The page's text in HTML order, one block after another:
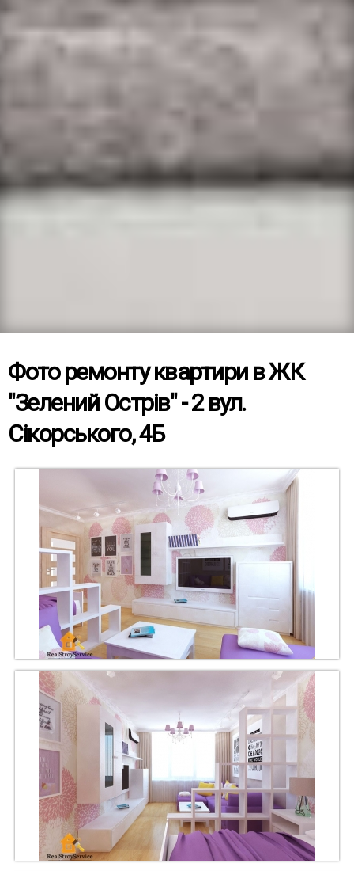
Фото ремонту квартири в ЖК
"Зелений Острів" - 2 вул.
Сікорського, 4Б